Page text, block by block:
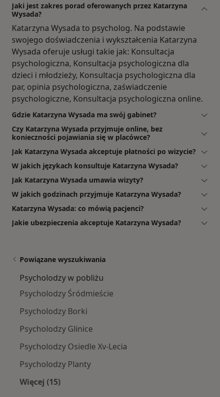
Jaki jest zakres porad oferowanych przez Katarzyna
Wysada?
Katarzyna Wysada to psycholog. Na podstawie
swojego doświadczenia i wykształcenia Katarzyna
Wysada oferuje usługi takie jak: Konsultacja
psychologiczna, Konsultacja psychologiczna dla
dzieci i młodzieży, Konsultacja psychologiczna dla
par, opinia psychologiczna, zaświadczenie
psychologiczne, Konsultacja psychologiczna online.
Gdzie Katarzyna Wysada ma swój gabinet?
Czy Katarzyna Wysada przyjmuje online, bez
konieczności pojawiania się w placówce?
Jak Katarzyna Wysada akceptuje płatności po wizycie?
W jakich językach konsultuje Katarzyna Wysada?
Jak Katarzyna Wysada umawia wizyty?
W jakich godzinach przyjmuje Katarzyna Wysada?
Katarzyna Wysada: co mówią pacjenci?
Jakie ubezpieczenia akceptuje Katarzyna Wysada?
Powiązane wyszukiwania
Psycholodzy w pobliżu
Psycholodzy Śródmieście
Psycholodzy Borki
Psycholodzy Glinice
Psycholodzy Osiedle Xv-Lecia
Psycholodzy Planty
Więcej (15)